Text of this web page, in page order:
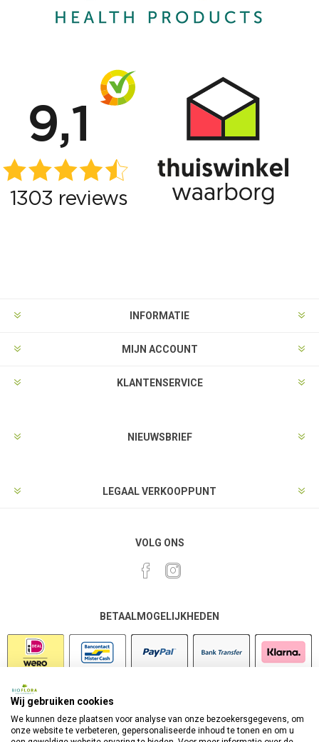
INFORMATIE
MIJN ACCOUNT
KLANTENSERVICE
NIEUWSBRIEF
LEGAAL VERKOOPPUNT
VOLG ONS
BETAALMOGELIJKHEDEN
Wij gebruiken cookies
We kunnen deze plaatsen voor analyse van onze bezoekersgegevens, om
onze website te verbeteren, gepersonaliseerde inhoud te tonen en om u